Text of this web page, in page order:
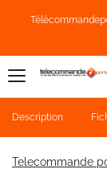
Telecommande
Description